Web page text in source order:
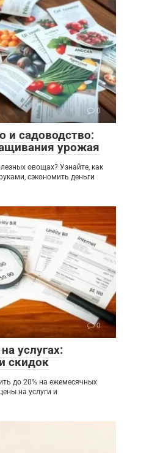
0
и садоводство:
урожая
овощах? Узнайте, как
сэкономить деньги
0
услугах:
скидок
до 20% на ежемесячных
на услуги и